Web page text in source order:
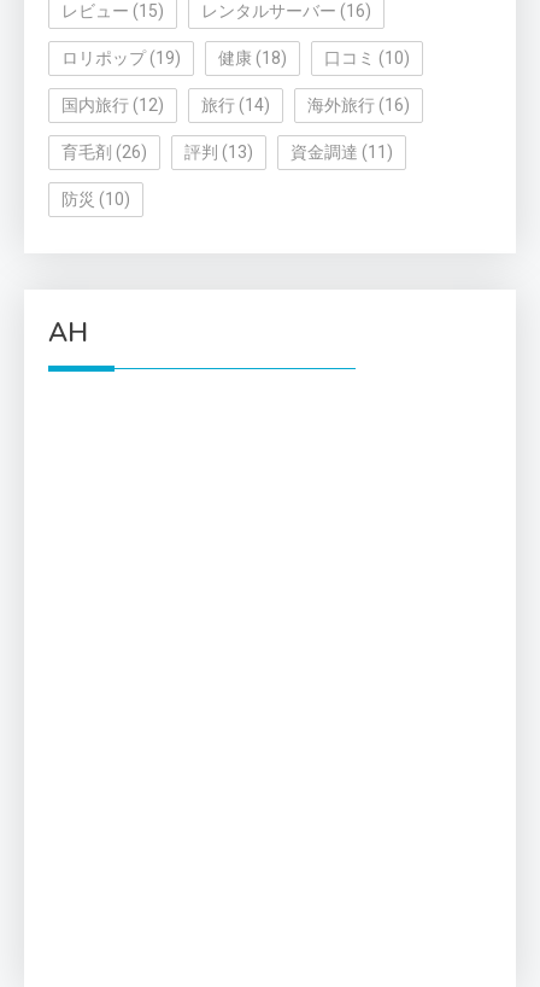
レビュー (15) レンタルサーバー (16)
ロリポップ(19) 健康 (18) 口コミ (10)
国内旅行 (12) 旅行 (14) 海外旅行 (16)
育毛剤 (26) 評判 (13) 資金調達 (11)
防災 (10)
AH